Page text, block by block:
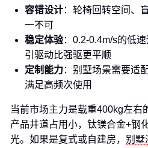
容错设计：轮椅回转空间、
一不可
稳定体验：0.2-0.4m/s的低
引驱动比强驱更平顺
定制能力：别墅场景需要适
满足高频次使用
当前市场主力是载重400kg左右
产品井道占用小，钛镁合金+钢
光。如果是复式或自建房， 别墅